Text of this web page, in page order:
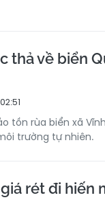
thả về biển
tồn rùa biển xã
trường tự nhiên.
rét đi hiến